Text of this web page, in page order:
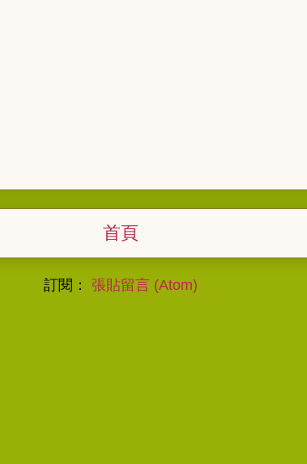
首頁
訂閱： 張貼留言 (Atom)